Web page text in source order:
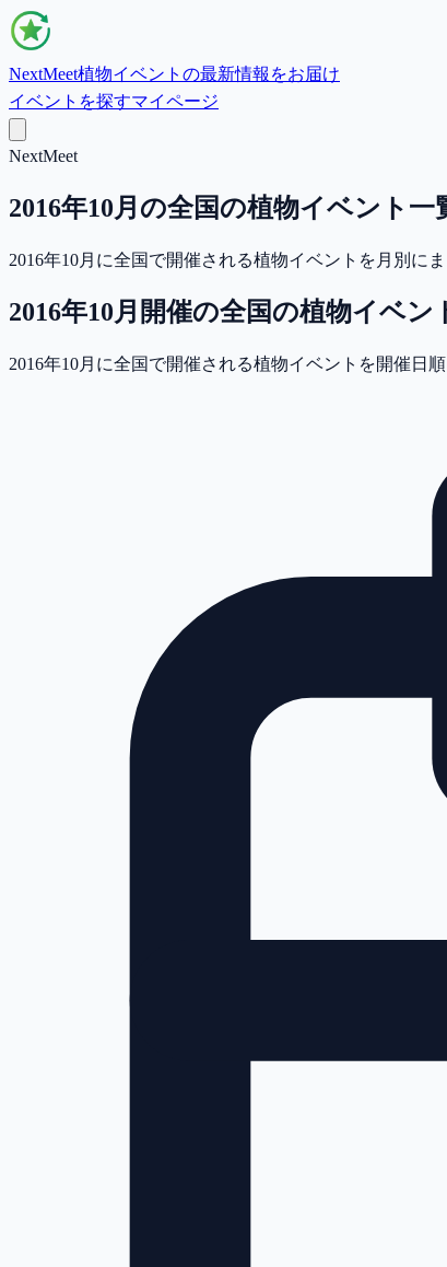
NextMeet植物イベントの最新情報をお届け
イベントを探すマイページ
NextMeet
2016年10月の全国の植物イベント一
2016年10月に全国で開催される植物イベントを月別に
2016年10月 開催の全国の植物イベン
2016年10月に全国で開催される植物イベントを開催日